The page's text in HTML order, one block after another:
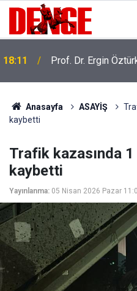
18:11 Prof. Dr. Ergin
Anasayfa ASAYİŞ
kaybetti
Trafik kazasında 1
kaybetti
Yayınlanma: 05 Nisan 2026 Pazar